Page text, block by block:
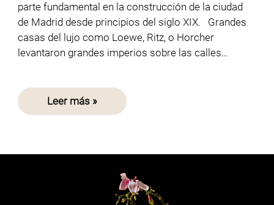
parte fundamental en la construcción de la ciudad
de Madrid desde principios del siglo XIX. Grandes
casas del lujo como Loewe, Ritz, o Horcher
levantaron grandes imperios sobre las calles…
Leer más »